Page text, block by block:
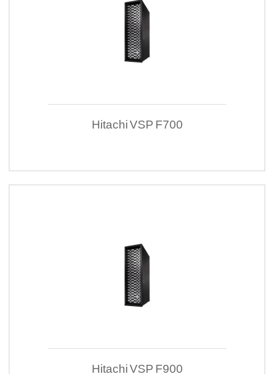
Hitachi VSP F700
Hitachi VSP F900